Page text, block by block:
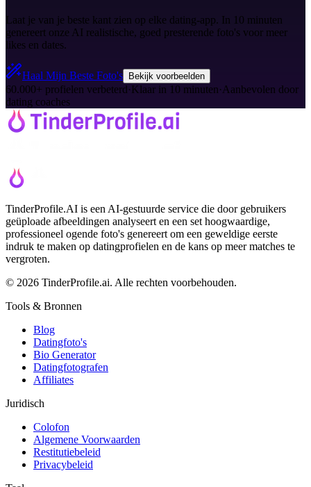
Laat je van je beste kant zien op elke dating-app. In 10 minuten
genereert onze AI realistische, goed presterende foto's voor meer
likes en dates.
Haal Mijn Beste Foto's Bekijk voorbeelden
60.000+ profielen verbeterd·Klaar in 10 minuten· Aanbevolen door
dating coaches
TinderProfile.AI is een AI-gestuurde service die door gebruikers
geüploade afbeeldingen analyseert en een set hoogwaardige,
professioneel ogende foto's genereert om een geweldige eerste
indruk te maken op datingprofielen en de kans op meer matches te
vergroten.
© 2026 TinderProfile.ai. Alle rechten voorbehouden.
Tools & Bronnen
Blog
Datingfoto's
Bio Generator
Datingfotografen
Affiliates
Juridisch
Colofon
Algemene Voorwaarden
Restitutiebeleid
Privacybeleid